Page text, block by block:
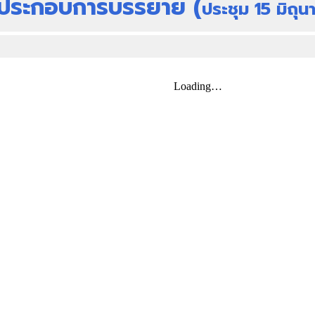
ระกอบการบรรยาย (ประชุม 15 มิถุ